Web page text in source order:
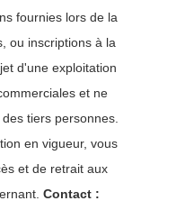
fournies lors de la
ou inscriptions à la
d'une exploitation
et ne
tiers personnes.
en vigueur, vous
et de retrait aux
Contact :